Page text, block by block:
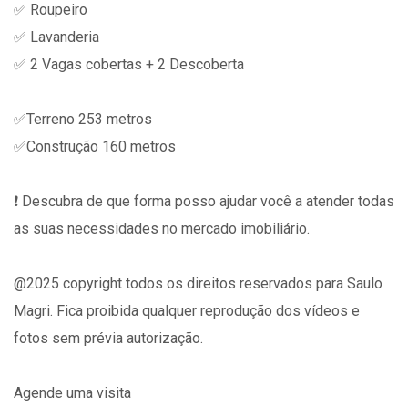
✅ Roupeiro
✅ Lavanderia
✅ 2 Vagas cobertas + 2 Descoberta
✅Terreno 253 metros
✅Construção 160 metros
❗️ Descubra de que forma posso ajudar você a atender todas
as suas necessidades no mercado imobiliário.
@2025 copyright todos os direitos reservados para Saulo
Magri. Fica proibida qualquer reprodução dos vídeos e
fotos sem prévia autorização.
Agende uma visita